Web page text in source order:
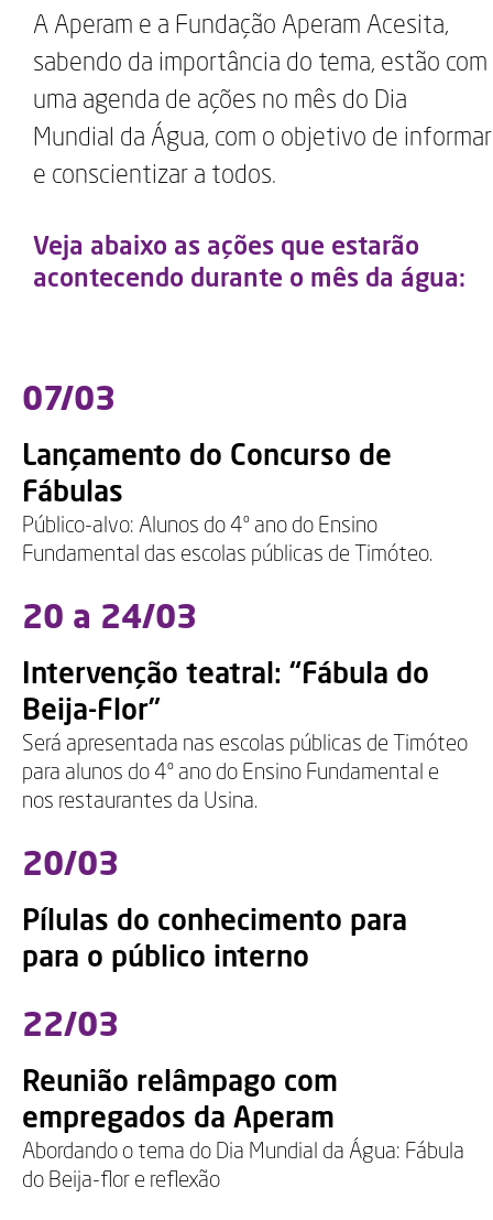
A Aperam e a Fundação Aperam Acesita,
sabendo da importância do tema, estão com
uma agenda de ações no mês do Dia
Mundial da Água, com o objetivo de informar
e conscientizar a todos.
Veja abaixo as ações que estarão
acontecendo durante o mês da água:
07/03
Lançamento do Concurso de
Fábulas
Público-alvo: Alunos do 4º ano do Ensino
Fundamental das escolas públicas de Timóteo.
20 a 24/03
Intervenção teatral: “Fábula do
Beija-Flor”
Será apresentada nas escolas públicas de Timóteo
para alunos do 4º ano do Ensino Fundamental e
nos restaurantes da Usina.
20/03
Pílulas do conhecimento para
para o público interno
22/03
Reunião relâmpago com
empregados da Aperam
Abordando o tema do Dia Mundial da Água: Fábula
do Beija-flor e reflexão